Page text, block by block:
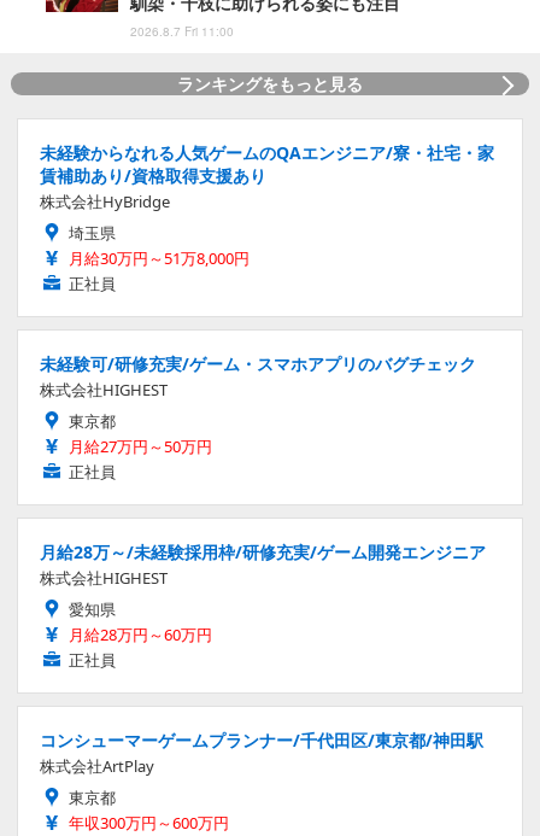
2026.8.7 Fri 11:00
ランキングをもっと見る
未経験からなれる人気ゲームのQAエンジニア/寮・社宅・家
賃補助あり/資格取得支援あり
株式会社HyBridge
埼玉県
月給30万円～51万8,000円
正社員
未経験可/研修充実/ゲーム・スマホアプリのバグチェック
株式会社HIGHEST
東京都
月給27万円～50万円
正社員
月給28万～/未経験採用枠/研修充実/ゲーム開発エンジニア
株式会社HIGHEST
愛知県
月給28万円～60万円
正社員
コンシューマーゲームプランナー/千代田区/東京都/神田駅
株式会社ArtPlay
東京都
年収300万円～600万円